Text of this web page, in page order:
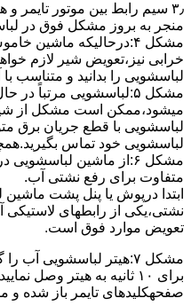
۳٫ ﺳﯿﻢ راﺑﻂ ﺑﯿﻦ ﻣﻮﺗﻮر
ﻣﻨﺠﺮ ﺑﻪ ﺑﺮوز مشکل ﻓﻮق در
مشکل ۴:درحالیکه
خرابی نیز،تعویض شیر لازم
لباسشویی را بدانید و متناسب
مشکل ۵:لباسشویی
میشود،ممکن است مشکل از شیر
لباسشویی با قطع جریان برق
لباسشویی خود تماس
مشکل ۶:از ﻣﺎﺷﯿﻦ
متفاوت برای رفع نشتی آب.
ابتدا درپوش یا پنل ﭘﺸﺖ
نشتی،ﯾﮑﯽ از رابطهای
ﺗﻌﻮﯾﺾ ﻣﻮارد ﻓﻮق اﺳﺖ.
برای ۱۰ ﺛﺎﻧﯿﻪ ﺑﻪ ﻫﯿﺘﺮ
صفحهکلیدهای ﺗﺎﯾﻤﺮ باز شده